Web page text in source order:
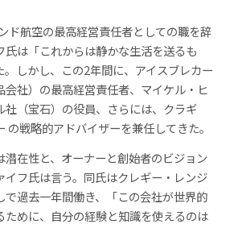
ド航空の最高経営責任者としての職を辞
氏は「これからは静かな生活を送るも
しかし、この2年間に、アイスブレカー
社）の最高経営責任者、マイケル・ヒ
社（宝石）の役員、さらには、クラギ
の戦略的アドバイザーを兼任してきた。
潜在性と、オーナーと創始者のビジョン
イフ氏は言う。同氏はクレギー・レンジ
過去一年間働き、「この会社が世界的
ために、自分の経験と知識を使えるのは